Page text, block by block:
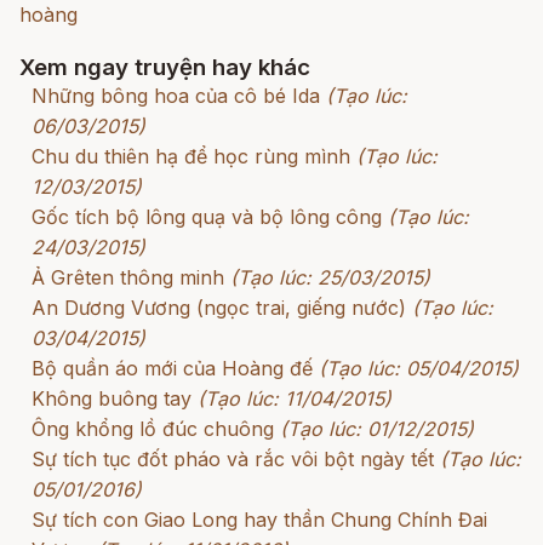
hoàng
Xem ngay truyện hay khác
Những bông hoa của cô bé Ida (Tạo lúc:
06/03/2015)
Chu du thiên hạ để học rùng mình (Tạo lúc:
12/03/2015)
Gốc tích bộ lông quạ và bộ lông công (Tạo lúc:
24/03/2015)
Ả Grêten thông minh (Tạo lúc: 25/03/2015)
An Dương Vương (ngọc trai, giếng nước) (Tạo lúc:
03/04/2015)
Bộ quần áo mới của Hoàng đế (Tạo lúc: 05/04/2015)
Không buông tay (Tạo lúc: 11/04/2015)
Ông khổng lồ đúc chuông (Tạo lúc: 01/12/2015)
Sự tích tục đốt pháo và rắc vôi bột ngày tết (Tạo lúc:
05/01/2016)
Sự tích con Giao Long hay thần Chung Chính Đai